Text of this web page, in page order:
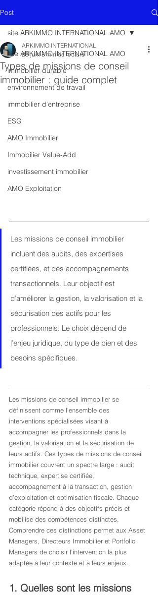
Post
site ARKIMMO INTERNATIONAL AMO
immobilier durable
environnement de travail
immobilier d'entreprise
ESG
AMO Immobilier
Immobilier Value-Add
investissement immobilier
AMO Exploitation
site ARKIMMO INTERNATIONAL AMO
Types de missions de conseil
immobilier : guide complet
ARKIMMO INTERNATIONAL
28 juin 8 min de lecture
Les missions de conseil immobilier
incluent des audits, des expertises
certifiées, et des accompagnements
transactionnels. Leur objectif est
d’améliorer la gestion, la valorisation et la
sécurisation des actifs pour les
professionnels. Le choix dépend de
l’enjeu juridique, du type de bien et des
besoins spécifiques.
Les missions de conseil immobilier se
définissent comme l’ensemble des
interventions spécialisées visant à
accompagner les professionnels dans la
gestion, la valorisation et la sécurisation de
leurs actifs. Ces types de missions de conseil
immobilier couvrent un spectre large : audit
technique, expertise certifiée,
accompagnement à la transaction, gestion
d’exploitation et optimisation fiscale. Chaque
catégorie répond à des objectifs précis et
mobilise des compétences distinctes.
Comprendre ces distinctions permet aux Asset
Managers, Directeurs Immobilier et Portfolio
Managers de choisir l’intervention la plus
adaptée à leur contexte et à leurs enjeux.
1. Quelles sont les missions